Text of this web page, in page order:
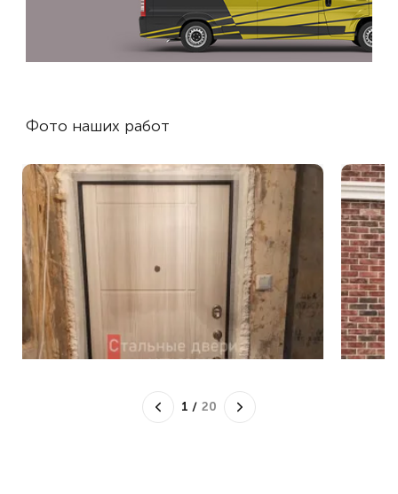
Фото наших работ
1 / 20